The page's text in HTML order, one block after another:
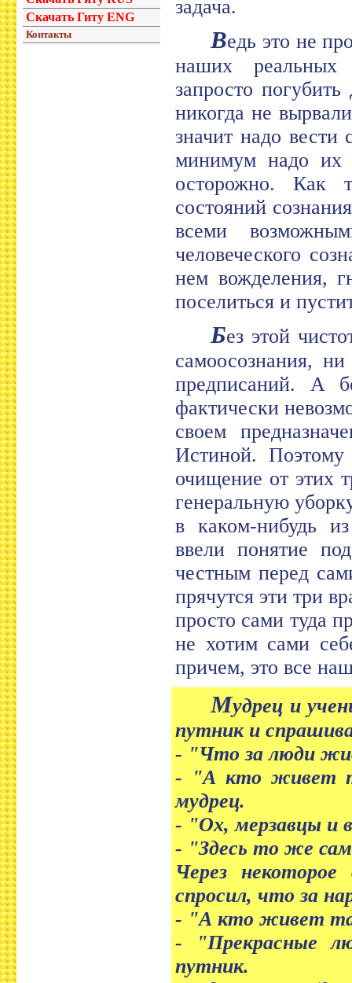
Скачать Гиту ENG
Контакты
задача.
Ведь это не
наших реальных
запросто
никогда не
значит надо
минимум надо их
осторожно. Как
состояний
всеми
человеческого
нем вожделения,
поселиться и
Без этой
самоосознания,
предписаний. А
фактически
своем
Истиной.
очищение от этих
генеральную
в каком-нибудь
ввели понятие
честным перед
прячутся эти три
просто сами туда
не хотим сами
причем, это все
Мудрец и
путник и
- "Что за люди
- "А кто живет
мудрец.
- "Ох, мерзавцы и
- "Здесь то же
Через
спросил, что за
- "А кто живет
- "Прекрасные
путник.